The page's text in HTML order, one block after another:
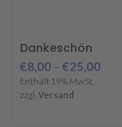
Dankeschön
€8,00 – €25,00
Enthält 19% MwSt.
zzgl. Versand